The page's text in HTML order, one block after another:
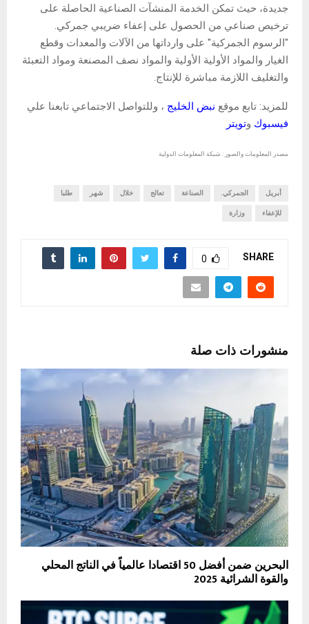
جديدة، حيث تمكن الخدمة المنشآت الصناعية الحاصلة على
ترخيص صناعي من الحصول على إعفاء ضريبي جمركي.
"الرسوم الجمركية" على وارداتها من الآلات والمعدات وقطع
الغيار والمواد الأولية الأولية والمواد نصف المصنعة ومواد التعبئة
والتغليف اللازمة مباشرة للإنتاج.
للمزيد: تابع موقع نبض الخليج ، وللتواصل الاجتماعي تابعنا علي
فيسبوك وتويتر
مصدر المعلومات والصور : شبكة المعلومات الدولية
أبريل الجمركي. الصناعة تعالج خلال شهر طلبا
للإعفاء وزارة
SHARE
0
منشورات ذات صلة
البحرين ضمن أفضل 50 اقتصادا عالمياً في الناتج المحلي
والقوة الشرائية 2025